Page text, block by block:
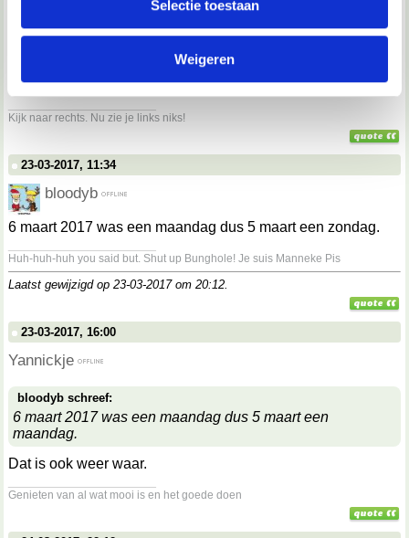
partners kunnen deze gegevens combineren met andere
informatie die je aan ze hebt verstrekt of die ze hebben
verzameld op basis van jouw gebruik van hun services.
kunnen ontvangen en verwerken.
Selectie toestaan
Weigeren
bloodyb schreef:
op een maandag
Kijk naar rechts. Nu zie je links niks!
23-03-2017, 11:34
bloodyb
6 maart 2017 was een maandag dus 5 maart een zondag.
Huh-huh-huh you said but. Shut up Bunghole! Je suis Manneke Pis
Laatst gewijzigd op 23-03-2017 om 20:12.
23-03-2017, 16:00
Yannickje
bloodyb schreef:
6 maart 2017 was een maandag dus 5 maart een
maandag.
Dat is ook weer waar.
Genieten van al wat mooi is en het goede doen